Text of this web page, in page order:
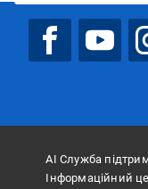
АІ Служба
Інформаційний